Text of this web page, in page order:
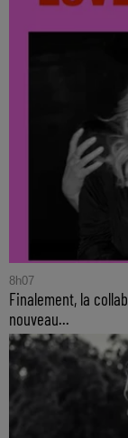
8h07
Finalement, la
nouveau...